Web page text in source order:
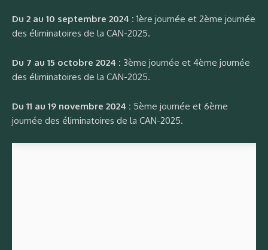
Du 2 au 10 septembre 2024 : 1ère journée et 2ème journée
des éliminatoires de la CAN-2025.
Du 7 au 15 octobre 2024 : 3ème journée et 4ème journée
des éliminatoires de la CAN-2025.
Du 11 au 19 novembre 2024 : 5ème journée et 6ème
journée des éliminatoires de la CAN-2025.